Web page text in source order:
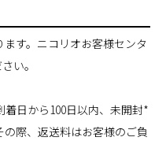
す。ニコリオお客様センタ
い。
日から100日以内、未開封*
際、返送料はお客様のご負